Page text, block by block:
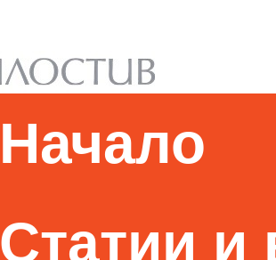
Начало
Статии и